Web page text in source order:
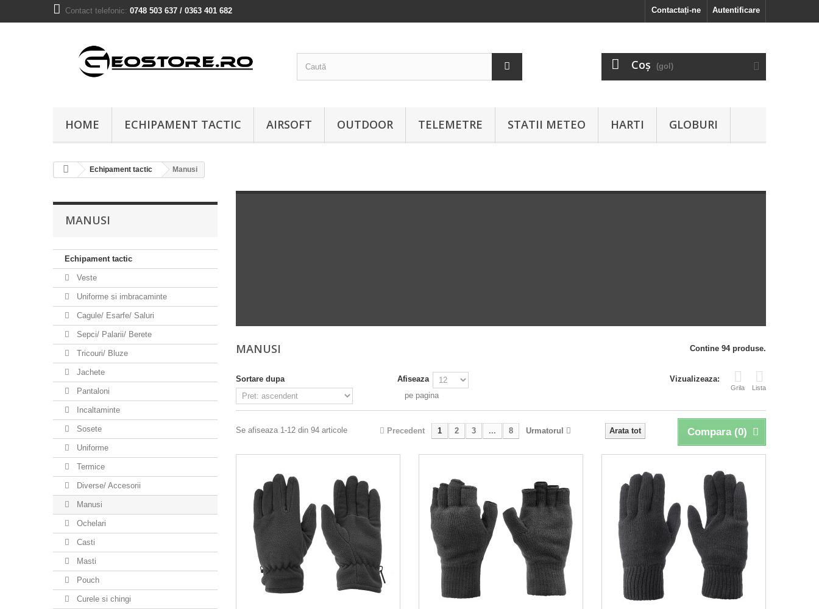
Autentificare
Contactați-ne
Contact telefonic: 0748 503 637 / 0363 401 682
Coş (gol)
HOME ECHIPAMENT TACTIC AIRSOFT OUTDOOR TELEMETRE STATII METEO HARTI GLOBURI
Echipament tactic Manusi
MANUSI
Echipament tactic
Veste
Uniforme si imbracaminte
Cagule/ Esarfe/ Saluri
Sepci/ Palarii/ Berete
Tricouri/ Bluze
Jachete
Pantaloni
Incaltaminte
Sosete
Uniforme
Termice
Diverse/ Accesorii
Manusi
Ochelari
Casti
Masti
Pouch
Curele si chingi
MANUSI Contine 94 produse.
Vizualizeaza:
Grila Lista
Sortare dupa
Afiseaza
pe pagina
Compara (0)
Arata tot
Precedent 1 2 3 ... 8 Urmatorul
Se afiseaza 1-12 din 94 articole